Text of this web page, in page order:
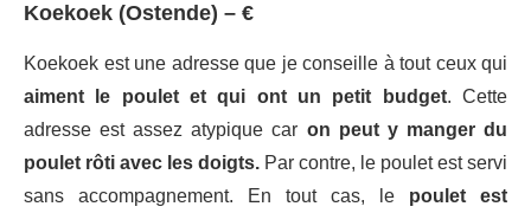
Koekoek (Ostende) – €
Koekoek est une adresse que je conseille à tout ceux qui
aiment le poulet et qui ont un petit budget. Cette
adresse est assez atypique car on peut y manger du
poulet rôti avec les doigts. Par contre, le poulet est servi
sans accompagnement. En tout cas, le poulet est